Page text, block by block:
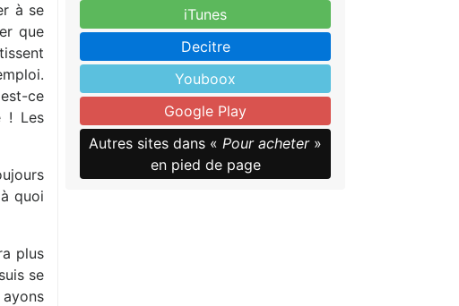
à se
que
ce
! Les
quoi
plus
se
iTunes
Decitre
Youboox
Google Play
Autres sites dans « Pour acheter»
en pied de page